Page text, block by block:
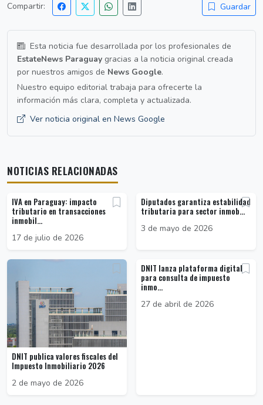
Compartir: Guardar
Esta noticia fue desarrollada por los profesionales de
EstateNews Paraguay gracias a la noticia original creada
por nuestros amigos de News Google.
Nuestro equipo editorial trabaja para ofrecerte la
información más clara, completa y actualizada.
Ver noticia original en News Google
NOTICIAS RELACIONADAS
IVA en Paraguay: impacto
tributario en transacciones
inmobil...
17 de julio de 2026
Diputados garantiza estabilidad
tributaria para sector inmob...
3 de mayo de 2026
DNIT publica valores fiscales del
Impuesto Inmobiliario 2026
2 de mayo de 2026
DNIT lanza plataforma digital
para consulta de impuesto
inmo...
27 de abril de 2026